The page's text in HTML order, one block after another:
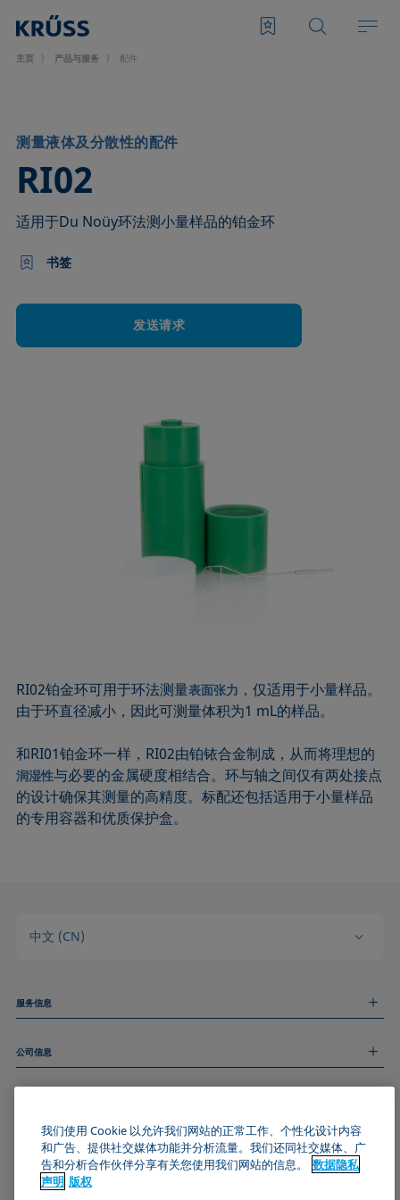
主页 产品与服务 配件
测量液体及分散性的配件
RI02
–
适用于Du Noüy环法测小量样品的铂金环
书签
发送请求
RI02铂金环可用于环法测量表面张力 ，仅适用于小量样品。
由于环直径减小，因此可测量体积为1 mL的样品。
和RI01铂金环一样，RI02由铂铱合金制成，从而将理想的
润湿性与必要的金属硬度相结合。环与轴之间仅有两处接点
的设计确保其测量的高精度。标配还包括适用于小量样品
的专用容器和优质保护盒。
中文 (CN)
服务信息
技术服务
和我们取得联系
公司信息
关于我们
数据隐私声明
Cookie政策
加入KRÜSS社区
我们使用 Cookie 以允许我们网站的正常工作、个性化设计内容
和广告、提供社交媒体功能并分析流量。我们还同社交媒体、广
告和分析合作伙伴分享有关您使用我们网站的信息。
数据隐私
声明 版权